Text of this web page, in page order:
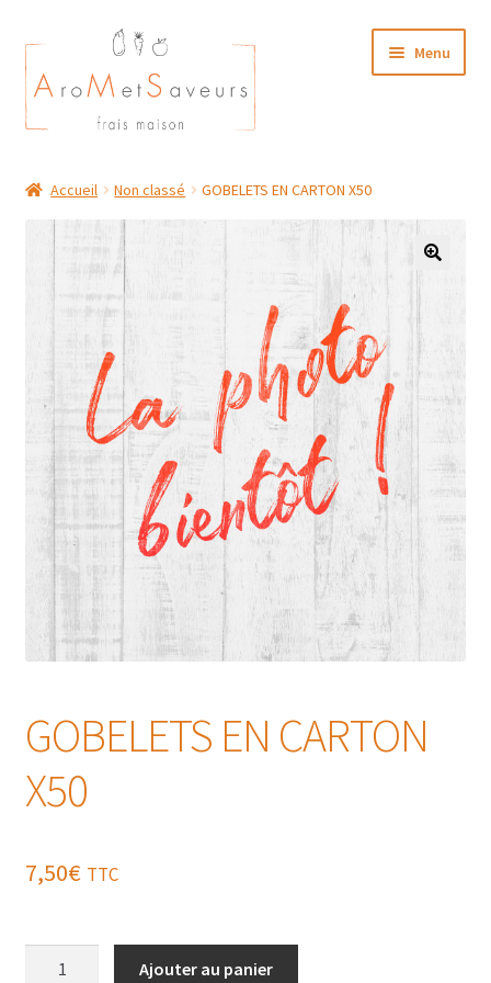
Aller
à
la
navigation
Aller
au
contenu
Menu
Plat du Jour/ Menu Week end
NOS BOUTIQUES
Accueil Non classé GOBELETS EN CARTON X50
GOBELETS EN CARTON
X50
7,50€ TTC
Ajouter au panier